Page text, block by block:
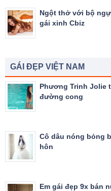
Ngột thở với bộ
gái xinh Cbiz
GÁI ĐẸP VIỆT NAM
Phương Trinh Jolie
đường cong
Cô dâu nóng bỏng
hôn
Em gái đẹp 9x bán